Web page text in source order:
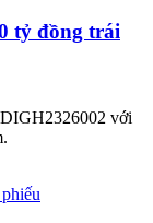
tỷ đồng trái
với